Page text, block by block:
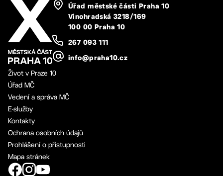
Úřad městské části Praha 10
Vinohradská 3218/169
100 00 Praha 10
267 093 111
info@praha10.cz
Život v Praze 10
Úřad MČ
Vedení a správa MČ
E-služby
Kontakty
Ochrana osobních údajů
Prohlášení o přístupnosti
Mapa stránek